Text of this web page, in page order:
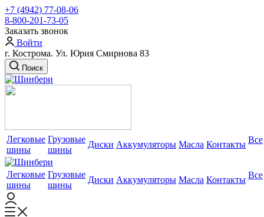
+7 (4942) 77-08-06
8-800-201-73-05
Заказать звонок
Войти
г. Кострома. Ул. Юрия Смирнова 83
Поиск
Легковые
шины
Грузовые
шины
Диски Аккумуляторы Масла Контакты Все
Легковые
шины
Грузовые
шины
Диски Аккумуляторы Масла Контакты Все